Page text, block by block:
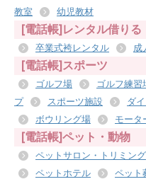
教室
幼児教材
[電話帳]レンタル借りる
卒業式袴レンタル 成
[電話帳]スポーツ
ゴルフ場 ゴルフ練習
プ
スポーツ施設 ダ
ボウリング場
モータ
[電話帳]ペット・動物
ペットサロン・トリミング
ペットホテル
ペット